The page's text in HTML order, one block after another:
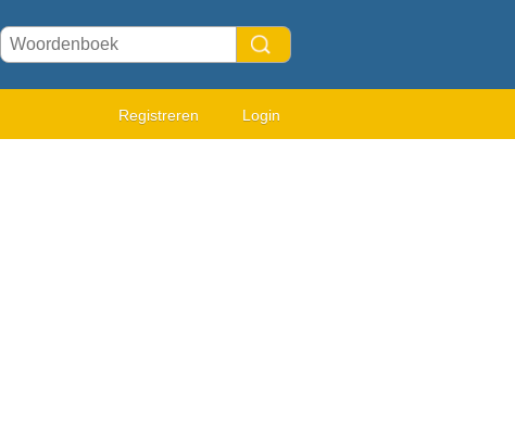
Registreren Login